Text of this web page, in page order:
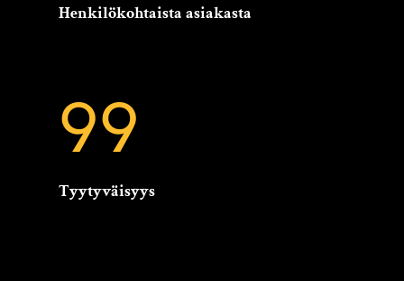
Henkilökohtaista asiakasta
99
Tyytyväisyys